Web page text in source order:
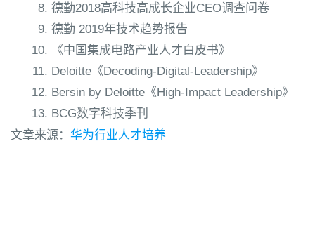
德勤2018高科技高成长企业CEO调查问卷
德勤 2019年技术趋势报告
《中国集成电路产业人才白皮书》
Deloitte《Decoding-Digital-Leadership》
Bersin by Deloitte《High-Impact Leadership》
BCG数字科技季刊
文章来源： 华为行业人才培养